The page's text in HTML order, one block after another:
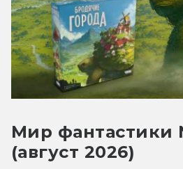
Мир фантастики
(август 2026)